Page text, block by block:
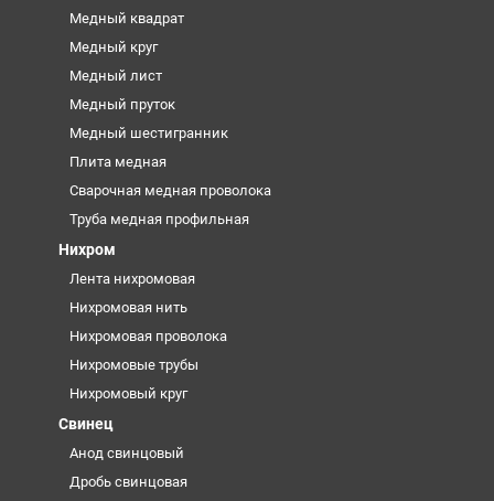
Медный квадрат
Медный круг
Медный лист
Медный пруток
Медный шестигранник
Плита медная
Сварочная медная проволока
Труба медная профильная
Нихром
Лента нихромовая
Нихромовая нить
Нихромовая проволока
Нихромовые трубы
Нихромовый круг
Свинец
Анод свинцовый
Дробь свинцовая